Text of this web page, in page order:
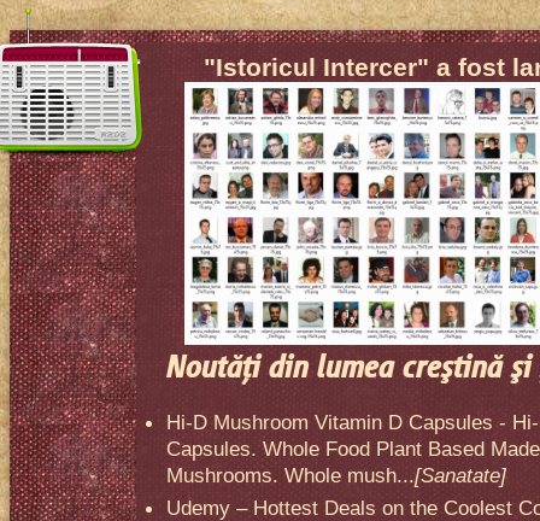
"Istoricul Intercer" a fost
Noutăţi din lumea creştină
Hi-D Mushroom Vitamin D Capsules -
Capsules. Whole Food Plant Based
Mushrooms. Whole mush...[Sanatate]
Udemy – Hottest Deals on the Coolest